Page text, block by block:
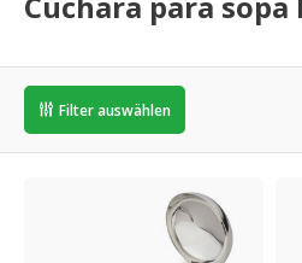
Filter auswählen